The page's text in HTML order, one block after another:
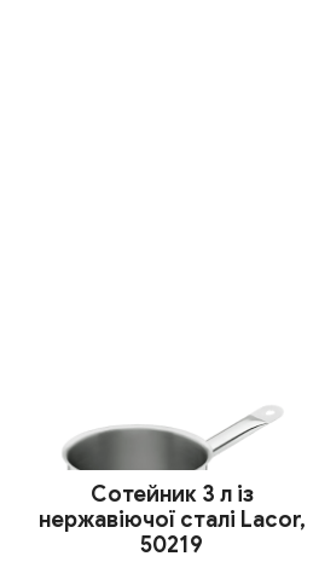
Сотейник 3 л із
нержавіючої сталі Lacor,
50219